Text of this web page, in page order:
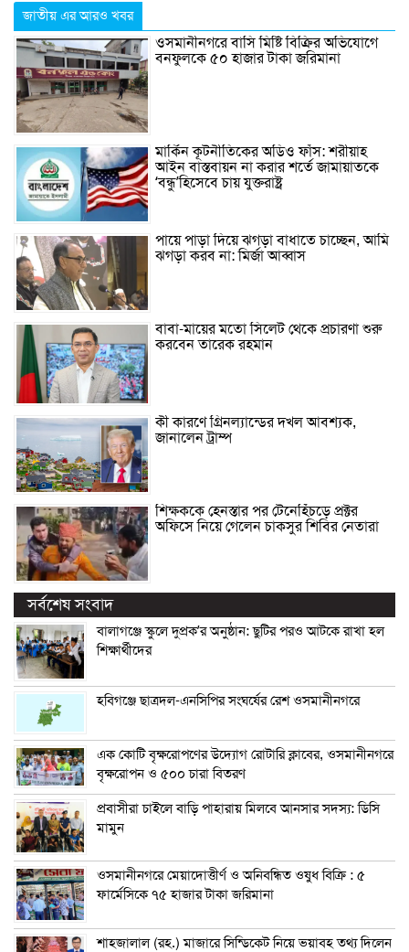
জাতীয় এর আরও খবর
ওসমানীনগরে বাসি মিষ্টি বিক্রির অভিযোগে
বনফুলকে ৫০ হাজার টাকা জরিমানা
মার্কিন কূটনীতিকের অডিও ফাঁস: শরীয়াহ
আইন বাস্তবায়ন না করার শর্তে জামায়াতকে
‘বন্ধু’হিসেবে চায় যুক্তরাষ্ট্র
পায়ে পাড়া দিয়ে ঝগড়া বাধাতে চাচ্ছেন, আমি
ঝগড়া করব না: মির্জা আব্বাস
বাবা-মায়ের মতো সিলেট থেকে প্রচারণা শুরু
করবেন তারেক রহমান
কী কারণে গ্রিনল্যান্ডের দখল আবশ্যক,
জানালেন ট্রাম্প
শিক্ষককে হেনস্তার পর টেনেহিঁচড়ে প্রক্টর
অফিসে নিয়ে গেলেন চাকসুর শিবির নেতারা
সর্বশেষ সংবাদ
বালাগঞ্জে স্কুলে দুপ্রক’র অনুষ্ঠান: ছুটির পরও আটকে রাখা হল
শিক্ষার্থীদের
হবিগঞ্জে ছাত্রদল-এনসিপির সংঘর্ষের রেশ ওসমানীনগরে
এক কোটি বৃক্ষরোপণের উদ্যোগ রোটারি ক্লাবের, ওসমানীনগরে
বৃক্ষরোপন ও ৫০০ চারা বিতরণ
প্রবাসীরা চাইলে বাড়ি পাহারায় মিলবে আনসার সদস্য: ডিসি
মামুন
ওসমানীনগরে মেয়াদোত্তীর্ণ ও অনিবন্ধিত ওষুধ বিক্রি : ৫
ফার্মেসিকে ৭৫ হাজার টাকা জরিমানা
শাহজালাল (রহ.) মাজারে সিন্ডিকেট নিয়ে ভয়াবহ তথ্য দিলেন